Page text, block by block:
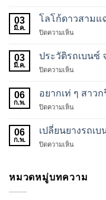
วัฒนา
เบนซ์
อดีต
03
มี.ค.
โลโก้ดาวสามแ
ปิดความเห็น
แฉก
กำเนิด
03
มี.ค.
ประวัติรถเบนซ์
ปิดความเห็น
เบนซ์
จาก
ถึง
06
ก.พ.
อยากเท่ ๆ สาว
ปิดความเห็น
สาว
เลือก
06
ก.พ.
เปลี่ยนยางรถเ
ปิดความเห็น
รถ
หมวดหมู่บทความ